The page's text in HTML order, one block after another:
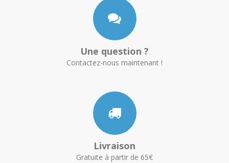
Une question ?
Contactez-nous maintenant !
Livraison
Gratuite à partir de 65€